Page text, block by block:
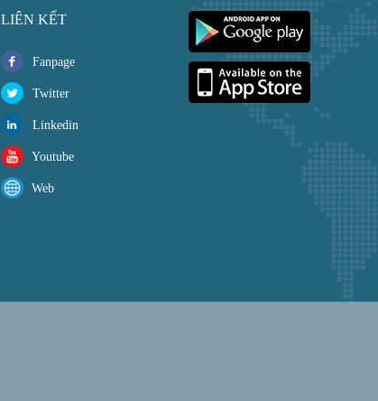
LIÊN KẾT
Fanpage
Twitter
Linkedin
Youtube
Web